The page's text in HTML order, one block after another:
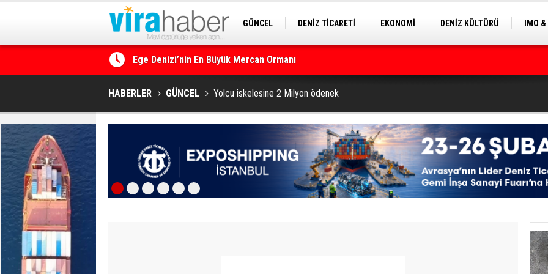
GÜNCEL DENİZ TİCARETİ EKONOMİ DENİZ KÜLTÜRÜ
IMO
Ege Denizi’nin En Büyük Mercan Ormanı
HABERLER GÜNCEL Yolcu iskelesine 2 Milyon ödenek